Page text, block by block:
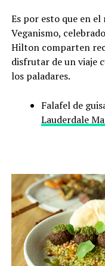
Es por esto que en
Veganismo,
Hilton comparten
disfrutar de un viaje
los paladares.
Falafel de
Lauderdale